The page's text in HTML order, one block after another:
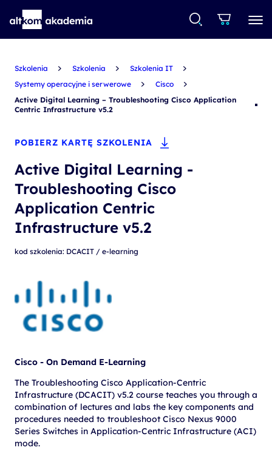
Szkolenia Szkolenia
Szkolenia IT
Systemy operacyjne i serwerowe
Cisco
Active Digital Learning – Troubleshooting Cisco Application
Centric Infrastructure v5.2
POBIERZ KARTĘ SZKOLENIA
Active Digital Learning -
Troubleshooting Cisco
Application Centric
Infrastructure v5.2
kod szkolenia: DCACIT / e-learning
Cisco - On Demand E-Learning
The Troubleshooting Cisco Application-Centric
Infrastructure (DCACIT) v5.2 course teaches you through a
combination of lectures and labs the key components and
procedures needed to troubleshoot Cisco Nexus 9000
Series Switches in Application-Centric Infrastructure (ACI)
mode.